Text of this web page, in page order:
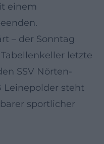
einem
– der Sonntag
letzte
SSV Nörten-
Leinepolder steht
sportlicher